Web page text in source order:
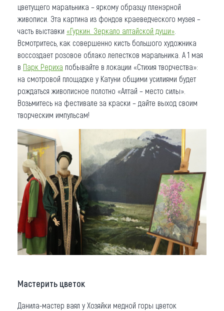
цветущего маральника – яркому образцу пленэрной
живописи. Эта картина из фондов краеведческого музея –
часть выставки «Гуркин. Зеркало алтайской души»
Всмотритесь, как совершенно кисть большого художника
воссоздает розовое облако лепестков маральника. А 1 мая
в Парк Рериха побывайте в локации «Стихия творчества»:
на смотровой площадке у Катуни общими усилиями будет
рождаться живописное полотно «Алтай – место силы».
Возьмитесь на фестивале за краски – дайте выход своим
творческим импульсам!
Мастерить цветок
Данила-мастер ваял у Хозяйки медной горы цветок